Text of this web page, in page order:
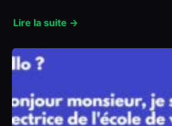
Lire la suite →